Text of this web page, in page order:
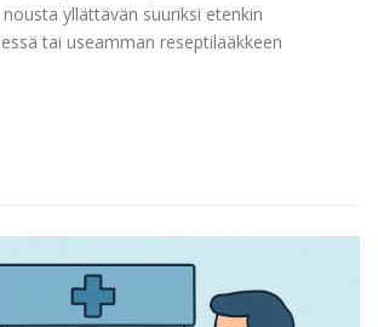
yllättävän suuriksi etenkin
tai useamman reseptilääkkeen